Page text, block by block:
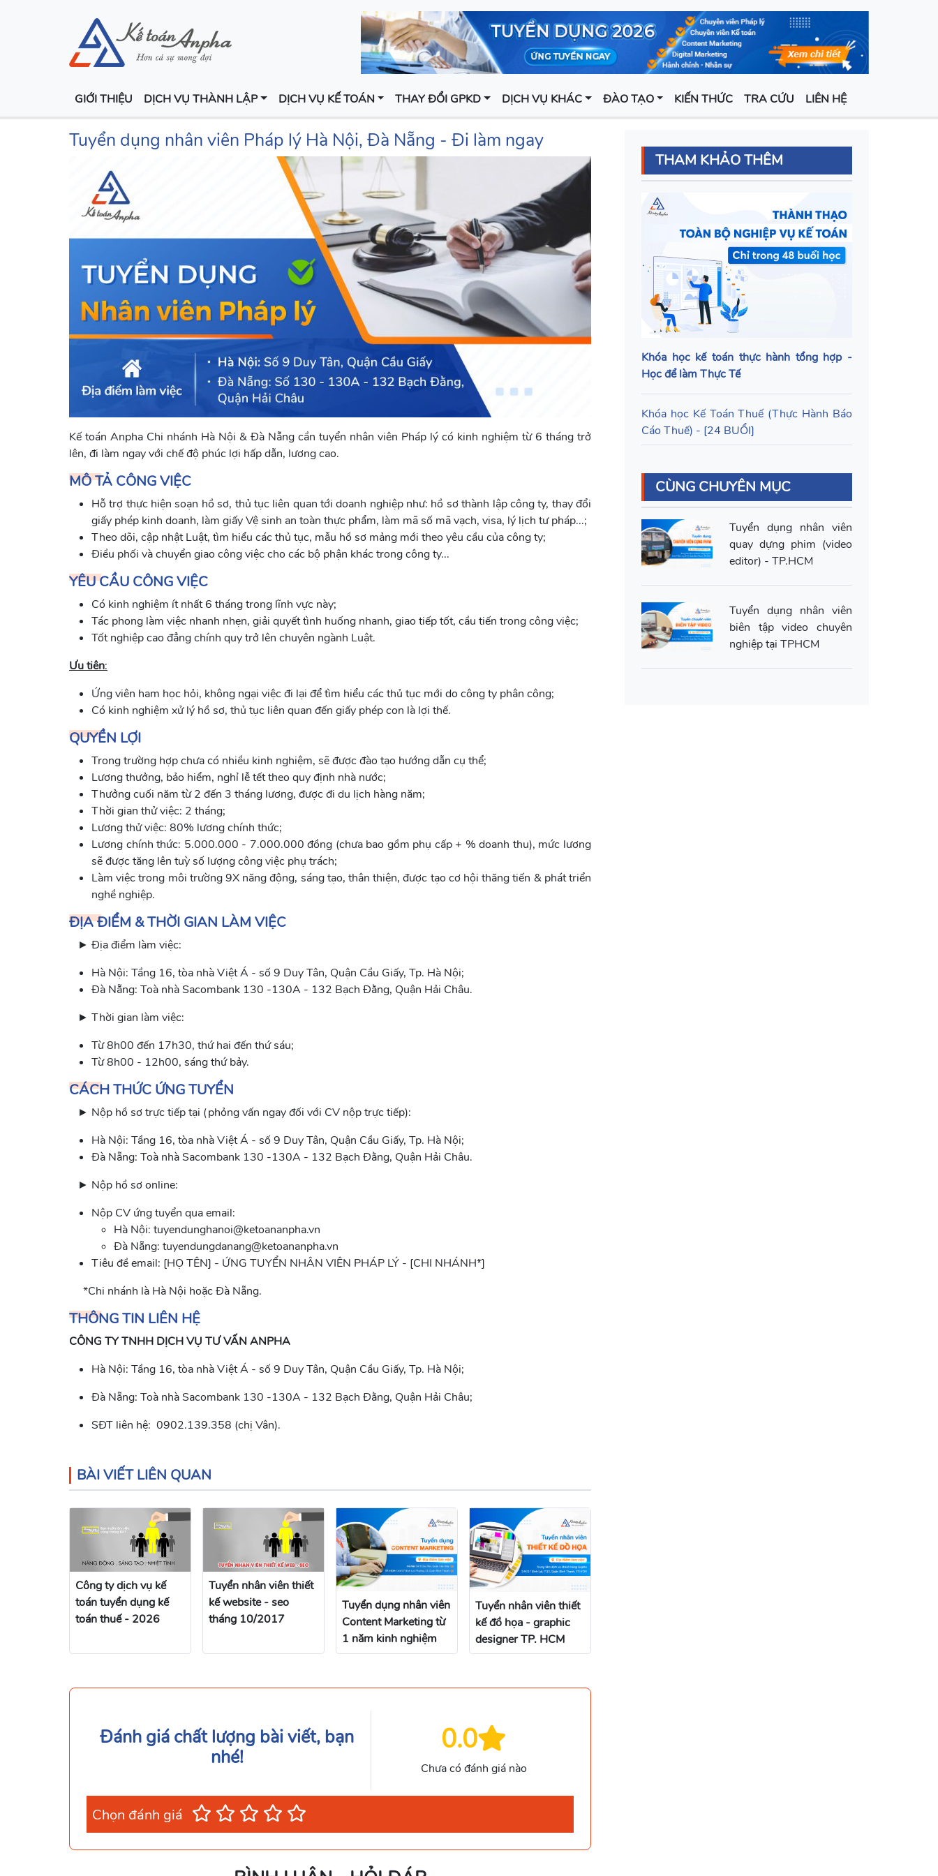
GIỚI THIỆU DỊCH VỤ THÀNH LẬP DỊCH VỤ KẾ TOÁN THAY ĐỔI GPKD DỊCH VỤ KHÁC ĐÀO TẠO KIẾN THỨC TRA CỨU LIÊN HỆ
Tuyển dụng nhân viên Pháp lý Hà Nội, Đà Nẵng - Đi làm ngay
Kế toán Anpha Chi nhánh Hà Nội & Đà Nẵng cần tuyển nhân viên Pháp lý có kinh nghiệm từ 6 tháng trở
lên, đi làm ngay với chế độ phúc lợi hấp dẫn, lương cao.
MÔ TẢ CÔNG VIỆC
Hỗ trợ thực hiện soạn hồ sơ, thủ tục liên quan tới doanh nghiệp như: hồ sơ thành lập công ty, thay đổi
giấy phép kinh doanh, làm giấy Vệ sinh an toàn thực phẩm, làm mã số mã vạch, visa, lý lịch tư pháp...;
Theo dõi, cập nhật Luật, tìm hiểu các thủ tục, mẫu hồ sơ mảng mới theo yêu cầu của công ty;
Điều phối và chuyển giao công việc cho các bộ phận khác trong công ty...
YÊU CẦU CÔNG VIỆC
Có kinh nghiệm ít nhất 6 tháng trong lĩnh vực này;
Tác phong làm việc nhanh nhẹn, giải quyết tình huống nhanh, giao tiếp tốt, cầu tiến trong công việc;
Tốt nghiệp cao đẳng chính quy trở lên chuyên ngành Luật.
Ưu tiên:
Ứng viên ham học hỏi, không ngại việc đi lại để tìm hiểu các thủ tục mới do công ty phân công;
Có kinh nghiệm xử lý hồ sơ, thủ tục liên quan đến giấy phép con là lợi thế.
QUYỀN LỢI
Trong trường hợp chưa có nhiều kinh nghiệm, sẽ được đào tạo hướng dẫn cụ thể;
Lương thưởng, bảo hiểm, nghỉ lễ tết theo quy định nhà nước;
Thưởng cuối năm từ 2 đến 3 tháng lương, được đi du lịch hàng năm;
Thời gian thử việc: 2 tháng;
Lương thử việc: 80% lương chính thức;
Lương chính thức: 5.000.000 - 7.000.000 đồng (chưa bao gồm phụ cấp + % doanh thu), mức lương
sẽ được tăng lên tuỳ số lượng công việc phụ trách;
Làm việc trong môi trường 9X năng động, sáng tạo, thân thiện, được tạo cơ hội thăng tiến & phát triển
nghề nghiệp.
ĐỊA ĐIỂM & THỜI GIAN LÀM VIỆC
► Địa điểm làm việc:
Hà Nội: Tầng 16, tòa nhà Việt Á - số 9 Duy Tân, Quận Cầu Giấy, Tp. Hà Nội;
Đà Nẵng: Toà nhà Sacombank 130 -130A - 132 Bạch Đằng, Quận Hải Châu.
► Thời gian làm việc:
Từ 8h00 đến 17h30, thứ hai đến thứ sáu;
Từ 8h00 - 12h00, sáng thứ bảy.
CÁCH THỨC ỨNG TUYỂN
► Nộp hồ sơ trực tiếp tại (phỏng vấn ngay đối với CV nộp trực tiếp):
Hà Nội: Tầng 16, tòa nhà Việt Á - số 9 Duy Tân, Quận Cầu Giấy, Tp. Hà Nội;
Đà Nẵng: Toà nhà Sacombank 130 -130A - 132 Bạch Đằng, Quận Hải Châu.
► Nộp hồ sơ online:
Nộp CV ứng tuyển qua email:
Hà Nội: tuyendunghanoi@ketoananpha.vn
Đà Nẵng: tuyendungdanang@ketoananpha.vn
Tiêu đề email: [HỌ TÊN] - ỨNG TUYỂN NHÂN VIÊN PHÁP LÝ - [CHI NHÁNH*]
*Chi nhánh là Hà Nội hoặc Đà Nẵng.
THÔNG TIN LIÊN HỆ
CÔNG TY TNHH DỊCH VỤ TƯ VẤN ANPHA
Hà Nội: Tầng 16, tòa nhà Việt Á - số 9 Duy Tân, Quận Cầu Giấy, Tp. Hà Nội;
Đà Nẵng: Toà nhà Sacombank 130 -130A - 132 Bạch Đằng, Quận Hải Châu;
SĐT liên hệ: 0902.139.358 (chị Vân).
BÀI VIẾT LIÊN QUAN
Công ty dịch vụ kế
toán tuyển dụng kế
toán thuế - 2026
Tuyển nhân viên thiết
kế website - seo
tháng 10/2017
Tuyển dụng nhân viên
Content Marketing từ
1 năm kinh nghiệm
Tuyển nhân viên thiết
kế đồ họa - graphic
designer TP. HCM
Đánh giá chất lượng bài viết, bạn
nhé!
0.0
Chưa có đánh giá nào
Chọn đánh giá
THAM KHẢO THÊM
Khóa học kế toán thực hành tổng hợp -
Học để làm Thực Tế
Khóa học Kế Toán Thuế (Thực Hành Báo
Cáo Thuế) - [24 BUỔI]
CÙNG CHUYÊN MỤC
Tuyển dụng nhân viên
quay dựng phim (video
editor) - TP.HCM
Tuyển dụng nhân viên
biên tập video chuyên
nghiệp tại TPHCM